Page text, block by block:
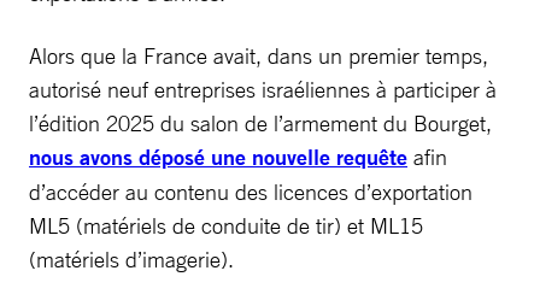
Alors que la France avait, dans un premier temps,
autorisé neuf entreprises israéliennes à participer à
l’édition 2025 du salon de l’armement du Bourget,
nous avons déposé une nouvelle requête afin
d’accéder au contenu des licences d’exportation
ML5 (matériels de conduite de tir) et ML15
(matériels d’imagerie).